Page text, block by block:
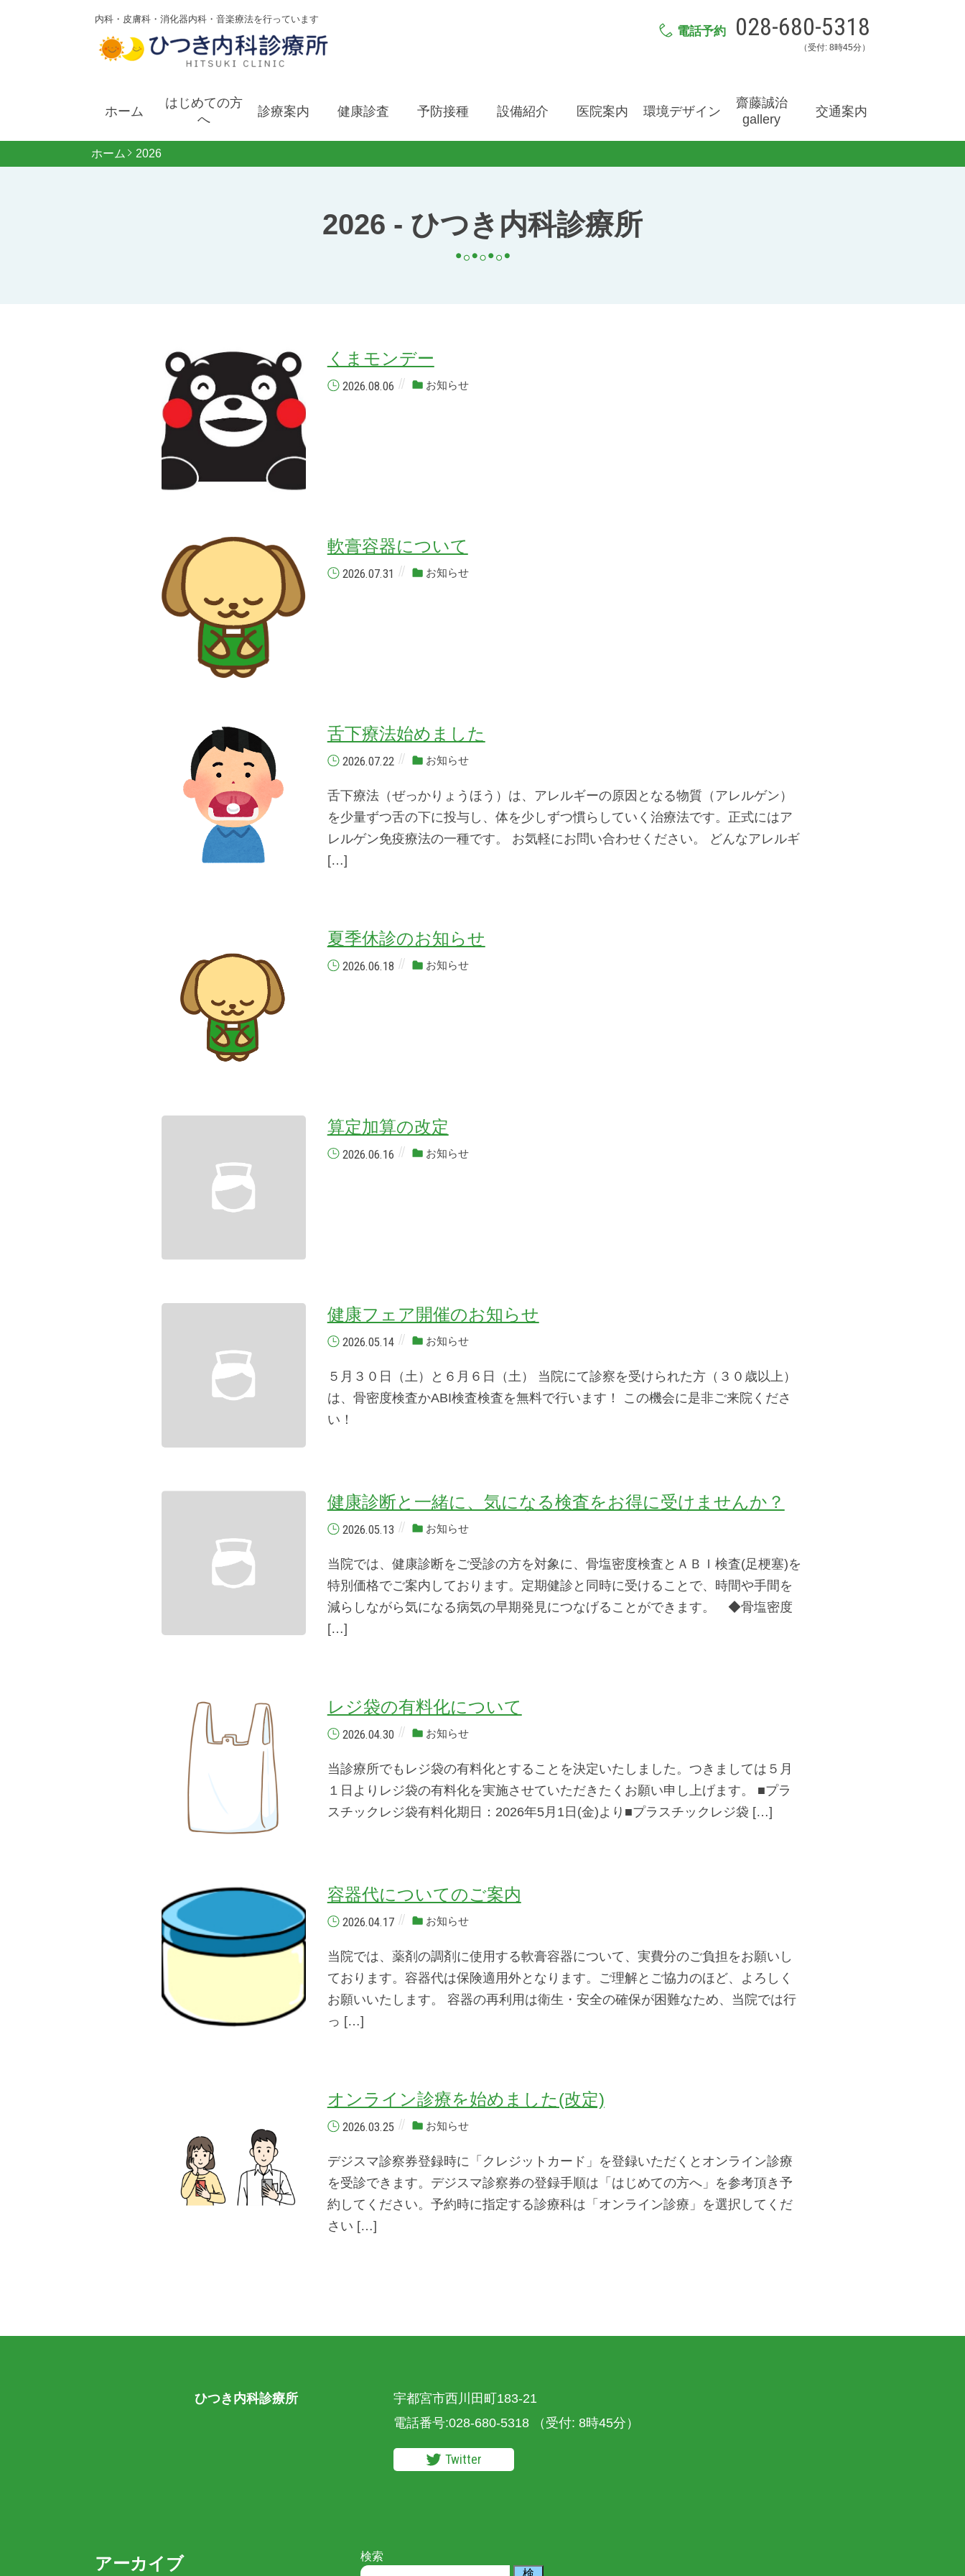
内科・皮膚科・消化器内科・音楽療法を行っています
電話予約 028-680-5318
（受付: 8時45分）
ホーム
はじめての方
へ
診療案内 健康診査 予防接種 設備紹介 医院案内 環境デザイン
齋藤誠治
gallery
交通案内
2026 - ひつき内科診療所
ホーム 2026
くまモンデー
2026.08.06 お知らせ
軟膏容器について
2026.07.31 お知らせ
舌下療法始めました
2026.07.22 お知らせ
舌下療法（ぜっかりょうほう）は、アレルギーの原因となる物質（アレルゲン）
を少量ずつ舌の下に投与し、体を少しずつ慣らしていく治療法です。正式にはア
レルゲン免疫療法の一種です。 お気軽にお問い合わせください。 どんなアレルギ
[…]
夏季休診のお知らせ
2026.06.18 お知らせ
算定加算の改定
2026.06.16 お知らせ
健康フェア開催のお知らせ
2026.05.14 お知らせ
５月３０日（土）と６月６日（土） 当院にて診察を受けられた方（３０歳以上）
は、骨密度検査かABI検査検査を無料で行います！ この機会に是非ご来院くださ
い！
健康診断と一緒に、気になる検査をお得に受けませんか？
2026.05.13 お知らせ
当院では、健康診断をご受診の方を対象に、骨塩密度検査とＡＢＩ検査(足梗塞)を
特別価格でご案内しております。定期健診と同時に受けることで、時間や手間を
減らしながら気になる病気の早期発見につなげることができます。 ◆骨塩密度
[…]
レジ袋の有料化について
2026.04.30 お知らせ
当診療所でもレジ袋の有料化とすることを決定いたしました。つきましては５月
１日よりレジ袋の有料化を実施させていただきたくお願い申し上げます。 ■プラ
スチックレジ袋有料化期日：2026年5月1日(金)より■プラスチックレジ袋 […]
容器代についてのご案内
2026.04.17 お知らせ
当院では、薬剤の調剤に使用する軟膏容器について、実費分のご負担をお願いし
ております。容器代は保険適用外となります。ご理解とご協力のほど、よろしく
お願いいたします。 容器の再利用は衛生・安全の確保が困難なため、当院では行
っ […]
オンライン診療を始めました(改定)
2026.03.25 お知らせ
デジスマ診察券登録時に「クレジットカード」を登録いただくとオンライン診療
を受診できます。デジスマ診察券の登録手順は「はじめての方へ」を参考頂き予
約してください。予約時に指定する診療科は「オンライン診療」を選択してくだ
さい […]
ひつき内科診療所
宇都宮市西川田町183-21
電話番号:028-680-5318
（受付: 8時45分）
Twitter
アーカイブ
検索
検